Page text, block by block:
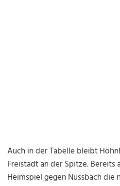
Auch in der Tabelle bleibt
Freistadt an der Spitze. Bereits
Heimspiel gegen Nussbach die